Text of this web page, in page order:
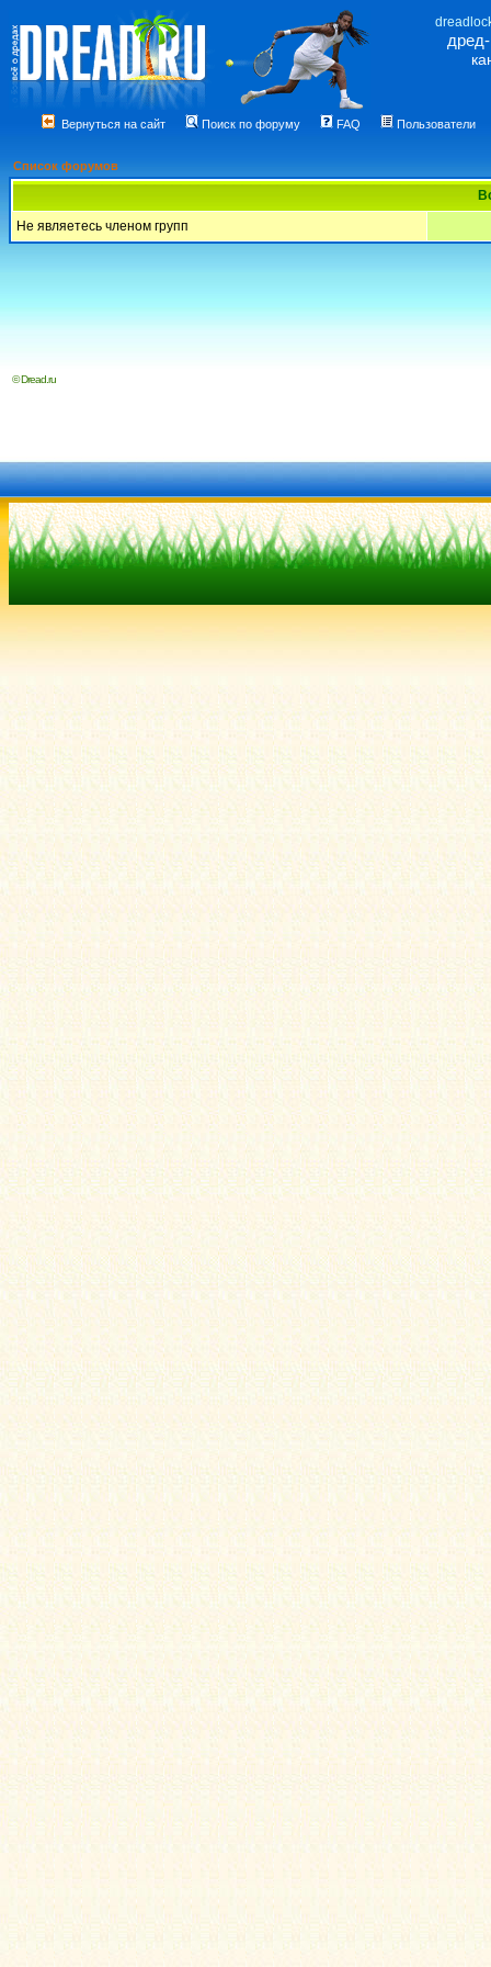
Вернуться на сайт Поиск по форуму FAQ Пользователи
Список форумов
Не являетесь членом групп
© Dread.ru